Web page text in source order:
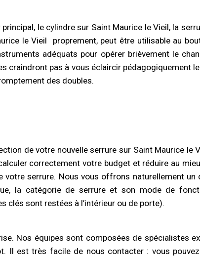
le cylindre sur Saint Maurice le Vieil, la
le Vieil
proprement, peut être utilisable au
adéquats pour opérer brièvement le
craindront pas à vous éclaircir pédagogiquement
des doubles.
de votre nouvelle serrure sur Saint Maurice le
correctement votre budget et réduire au
votre serrure. Nous vous offrons naturellement
la catégorie de serrure et son mode de
clés sont restées à l’intérieur ou de porte).
Nos équipes sont composées de spécialistes
Il est très facile de nous contacter : vous